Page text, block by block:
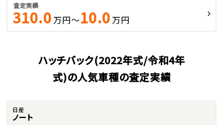
査定実績
310.0 万円～10.0 万円
ハッチバック(2022年式/令和4年
式)の人気車種の査定実績
日産
ノート